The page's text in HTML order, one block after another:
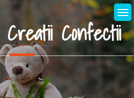
Confectii